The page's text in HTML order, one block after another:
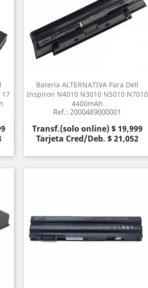
Bateria ALTERNATIVA Para Dell
Inspiron N4010 N3010 N5010 N7010
4400mAh
Ref.: 2000489000001
Precio
Transf.(solo online) $ 19,999
Tarjeta Cred/Deb. $ 21,052
Vista rápida